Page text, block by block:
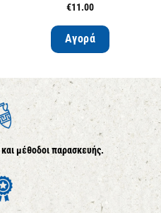
€11.00
Αγορά
μέθοδοι παρασκευής.